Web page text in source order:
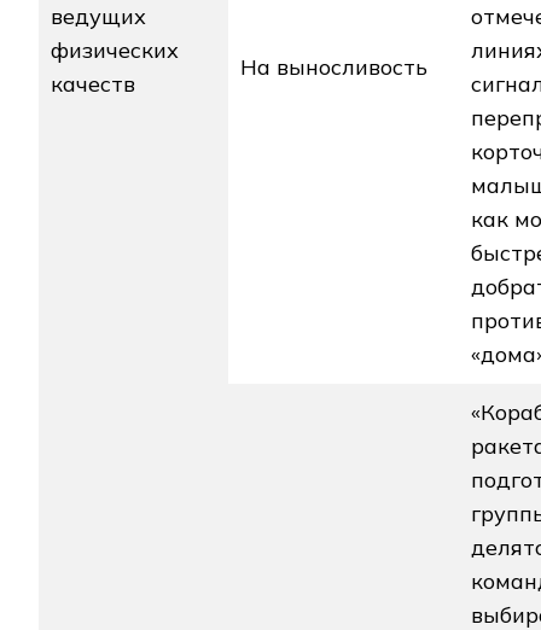
ведущих
физических
качеств
На выносливость
как